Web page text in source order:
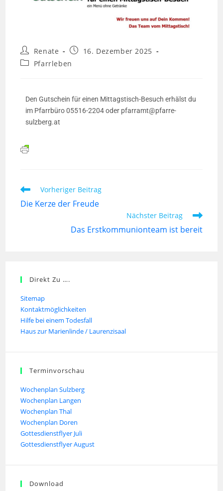
Renate
16. Dezember 2025
Pfarrleben
Den Gutschein für einen Mittagstisch-Besuch erhälst du
im Pfarrbüro 05516-2204 oder pfarramt@pfarre-
sulzberg.at
Vorheriger Beitrag
Die Kerze der Freude
Nächster Beitrag
Das Erstkommunionteam ist bereit
Direkt Zu ….
Sitemap
Kontaktmöglichkeiten
Hilfe bei einem Todesfall
Haus zur Marienlinde / Laurenzisaal
Terminvorschau
Wochenplan Sulzberg
Wochenplan Langen
Wochenplan Thal
Wochenplan Doren
Gottesdienstflyer Juli
Gottesdienstflyer August
Download